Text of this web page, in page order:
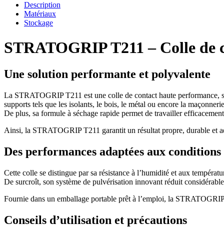
Description
Matériaux
Stockage
STRATOGRIP T211 – Colle
Une solution performante et polyvalente
La STRATOGRIP T211 est une colle de contact haute performance,
supports tels que les isolants, le bois, le métal ou encore la
De plus, sa formule à séchage rapide permet de travailler
Ainsi, la STRATOGRIP T211 garantit un résultat propre, durable et
Des performances adaptées aux
Cette colle se distingue par sa résistance à l’humidité et aux
De surcroît, son système de pulvérisation innovant réduit
Fournie dans un emballage portable prêt à l’emploi, la
Conseils d’utilisation et précautions